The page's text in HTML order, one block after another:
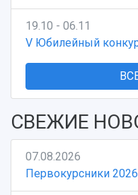
19.10 - 06.11
V Юбилейный
СВЕЖИЕ
07.08.2026
Первокурсники